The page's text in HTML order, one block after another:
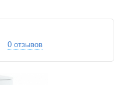
0 отзывов